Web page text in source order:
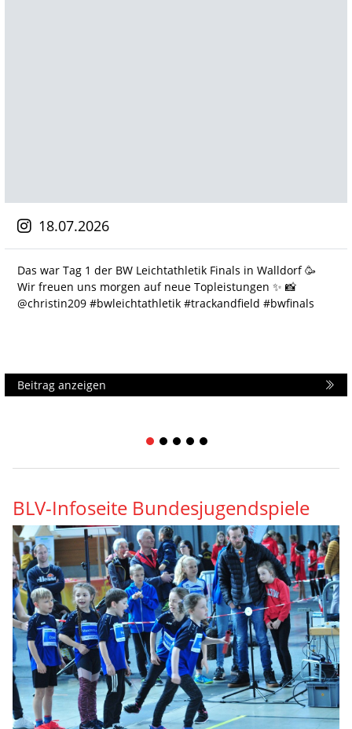
18.07.2026
Das war Tag 1 der BW Leichtathletik Finals in Walldorf 🥳
Wir freuen uns morgen auf neue Topleistungen ✨️ 📸
@christin209 #bwleichtathletik #trackandfield #bwfinals
Beitrag anzeigen
1 2 3 4 5
BLV-Infoseite Bundesjugendspiele